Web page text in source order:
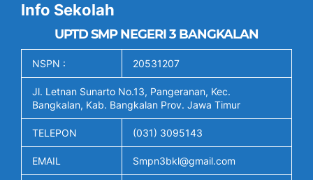
Info Sekolah
UPTD SMP NEGERI 3 BANGKALAN
NSPN : 20531207
Jl. Letnan Sunarto No.13, Pangeranan, Kec.
Bangkalan, Kab. Bangkalan Prov. Jawa Timur
TELEPON (031) 3095143
EMAIL Smpn3bkl@gmail.com